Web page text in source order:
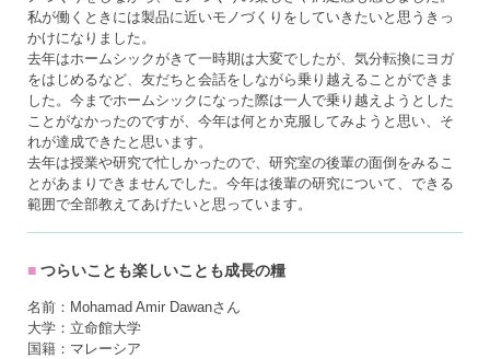
私が働くときには製品に近いモノづくりをしていきたいと思うきっ
かけになりました。
去年はホームシックがきて一時期は大変でしたが、気分転換にヨガ
をはじめるなど、友だちと会話をしながら乗り越えることができま
した。今までホームシックになった際は一人で乗り越えようとした
ことがなかったのですが、今年は何とか克服してみようと思い、そ
れが達成できたと思います。
去年は授業や研究で忙しかったので、研究室の後輩の面倒をみるこ
とがあまりできませんでした。今年は後輩の研究について、できる
範囲で全部教えてあげたいと思っています。
つらいことも楽しいことも成長の糧
名前：Mohamad Amir Dawanさん
大学：立命館大学
国籍：マレーシア